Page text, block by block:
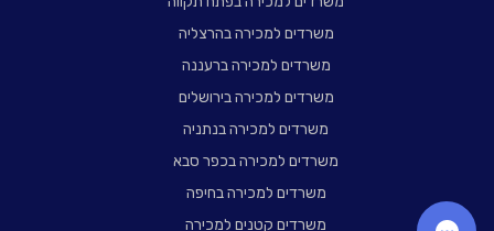
משרדים למכירה בהרצליה
משרדים למכירה ברעננה
משרדים למכירה בירושלים
משרדים למכירה בנתניה
משרדים למכירה בכפר סבא
משרדים למכירה בחיפה
משרדים קטנים למכירה